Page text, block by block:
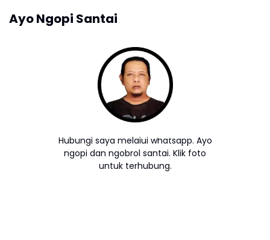
Ayo Ngopi Santai
Hubungi saya melalui whatsapp. Ayo
ngopi dan ngobrol santai. Klik foto
untuk terhubung.